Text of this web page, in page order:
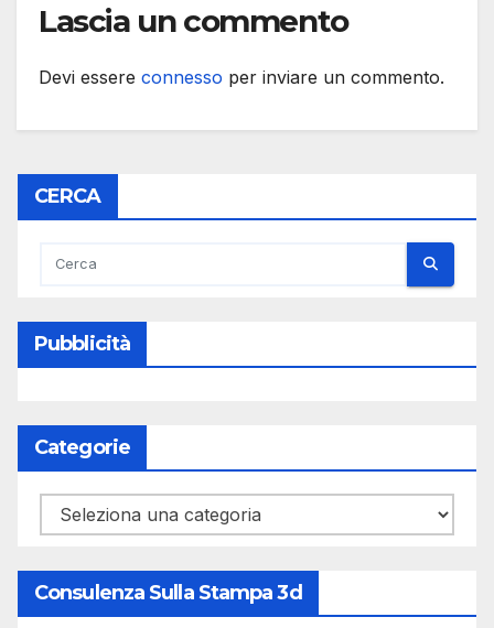
Lascia un commento
Devi essere connesso per inviare un commento.
CERCA
Pubblicità
Categorie
Categorie
Consulenza Sulla Stampa 3d